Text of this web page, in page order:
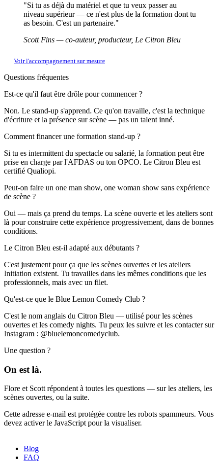
"Si tu as déjà du matériel et que tu veux passer au
niveau supérieur — ce n'est plus de la formation dont tu
as besoin. C'est un partenaire."
Scott Fins — co-auteur, producteur, Le Citron Bleu
Voir l'accompagnement sur mesure
Questions fréquentes
Est-ce qu'il faut être drôle pour commencer ?
Non. Le stand-up s'apprend. Ce qu'on travaille, c'est la technique
d'écriture et la présence sur scène — pas un talent inné.
Comment financer une formation stand-up ?
Si tu es intermittent du spectacle ou salarié, la formation peut être
prise en charge par l'AFDAS ou ton OPCO. Le Citron Bleu est
certifié Qualiopi.
Peut-on faire un one man show, one woman show sans expérience
de scène ?
Oui — mais ça prend du temps. La scène ouverte et les ateliers sont
là pour construire cette expérience progressivement, dans de bonnes
conditions.
Le Citron Bleu est-il adapté aux débutants ?
C'est justement pour ça que les scènes ouvertes et les ateliers
Initiation existent. Tu travailles dans les mêmes conditions que les
professionnels, mais avec un filet.
Qu'est-ce que le Blue Lemon Comedy Club ?
C'est le nom anglais du Citron Bleu — utilisé pour les scènes
ouvertes et les comedy nights. Tu peux les suivre et les contacter sur
Instagram : @bluelemoncomedyclub.
Une question ?
On est là.
Flore et Scott répondent à toutes les questions — sur les ateliers, les
scènes ouvertes, ou la suite.
Cette adresse e-mail est protégée contre les robots spammeurs. Vous
devez activer le JavaScript pour la visualiser.
Blog
FAQ